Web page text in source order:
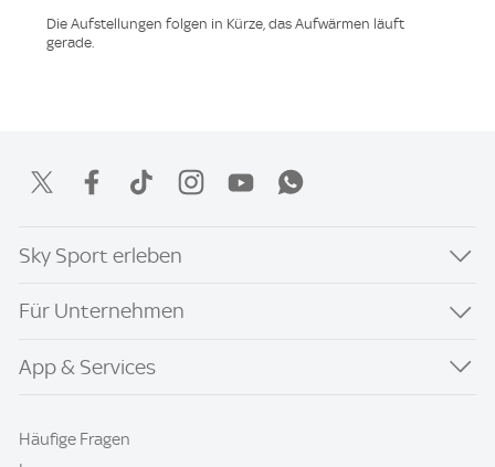
Die Aufstellungen folgen in Kürze, das Aufwärmen läuft
gerade.
Sky Sport erleben
Für Unternehmen
App & Services
Häufige Fragen